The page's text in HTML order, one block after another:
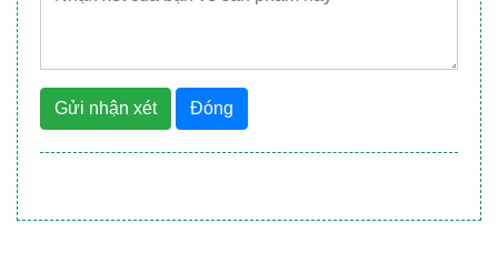
Gửi nhận xét Đóng